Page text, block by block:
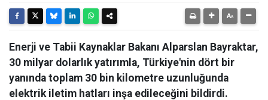
Enerji ve Tabii Kaynaklar Bakanı Alparslan Bayraktar,
30 milyar dolarlık yatırımla, Türkiye'nin dört bir
yanında toplam 30 bin kilometre uzunluğunda
elektrik iletim hatları inşa edileceğini bildirdi.